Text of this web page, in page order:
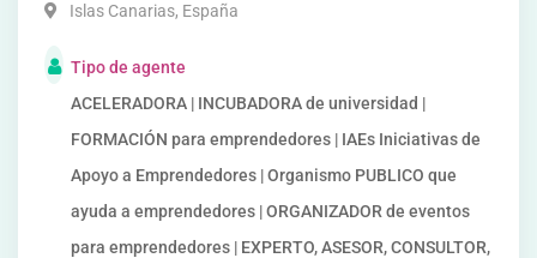
Islas Canarias, España
Tipo de agente
ACELERADORA | INCUBADORA de universidad |
FORMACIÓN para emprendedores | IAEs Iniciativas de
Apoyo a Emprendedores | Organismo PUBLICO que
ayuda a emprendedores | ORGANIZADOR de eventos
para emprendedores | EXPERTO, ASESOR, CONSULTOR,